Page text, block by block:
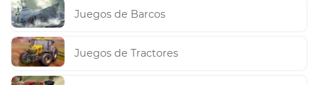
Juegos de Barcos
Juegos de Tractores